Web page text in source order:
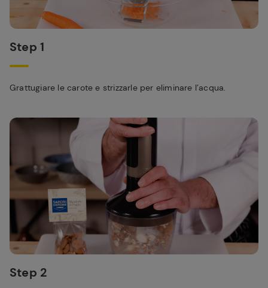
Step 1
Grattugiare le carote e strizzarle per eliminare l’acqua.
Step 2